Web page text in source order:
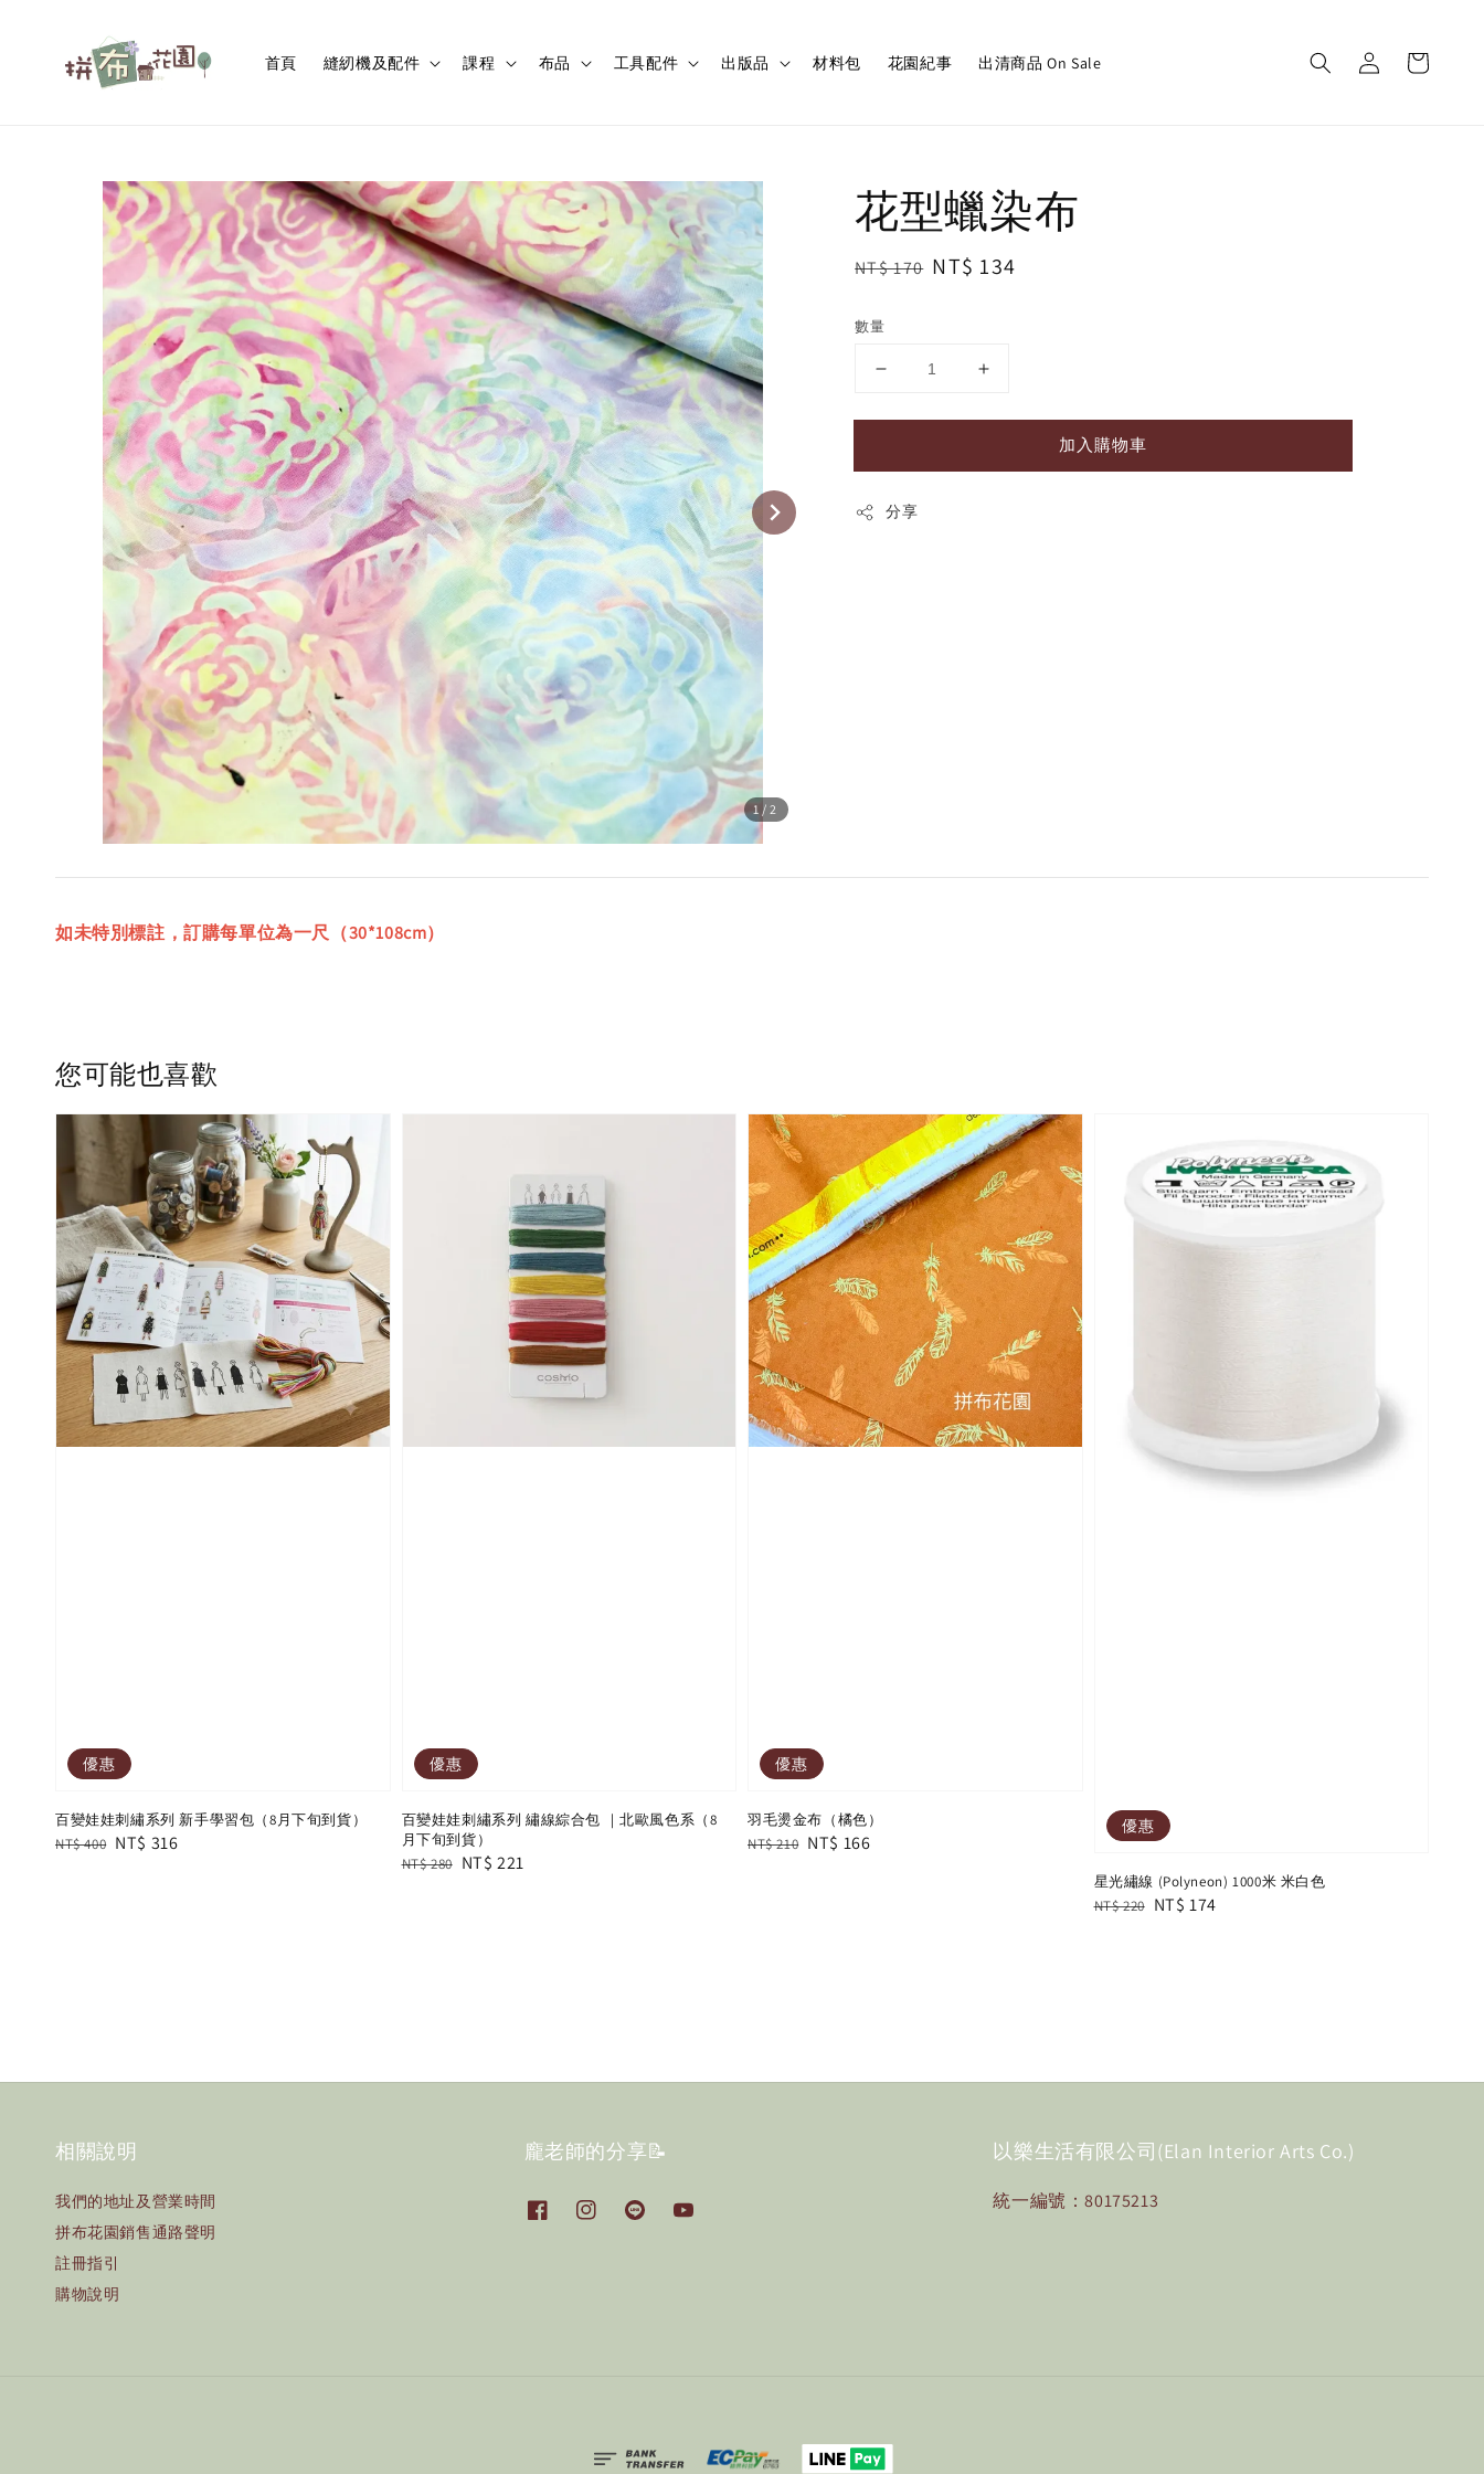
首頁 縫紉機及配件 課程 布品 工具配件 出版品 材料包 花園紀事 出清商品 On Sale
1/2
花型蠟染布
Regular
NT$ 170 Sale
NT$ 134
數量
加入購物車
分享
如未特別標註，訂購每單位為一尺（30*108cm）
您可能也喜歡
優惠
百變娃娃刺繡系列 新手學習包（8月下旬到貨）
Regular
NT$ 400 Sale
NT$ 316
優惠
百變娃娃刺繡系列 繡線綜合包 ｜北歐風色系（8
月下旬到貨）
Regular
NT$ 280 Sale
NT$ 221
優惠
羽毛燙金布（橘色）
Regular
NT$ 210 Sale
NT$ 166
優惠
星光繡線 (Polyneon) 1000米 米白色
Regular
NT$ 220 Sale
NT$ 174
相關說明
我們的地址及營業時間
拼布花園銷售通路聲明
註冊指引
購物說明
龐老師的分享📝 以樂生活有限公司(Elan Interior Arts Co.)
統一編號：80175213